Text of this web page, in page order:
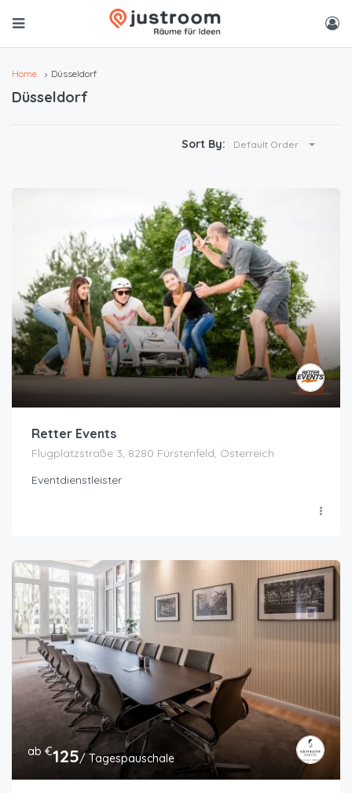
Home Düsseldorf
Düsseldorf
Sort By: Default Order
Retter Events
Flugplatzstraße 3, 8280 Fürstenfeld, Österreich
Eventdienstleister
ab €125/ Tagespauschale